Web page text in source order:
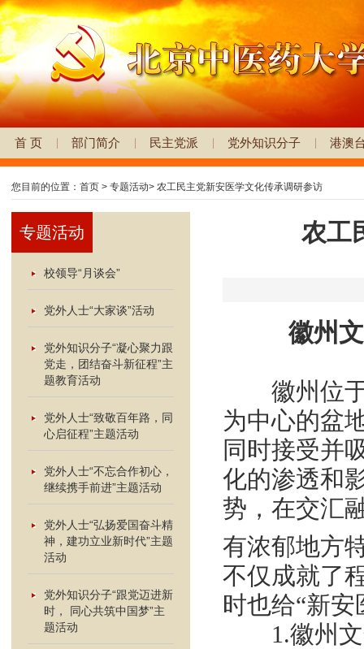
首 页 部门简介 民主党派 党外知识分子 港澳
您目前的位置： 首页 > 专题活动> 农工民主党新安医学文化传承调研参访
专题活动
校领导“月谈会”
党外人士“大家谈”活动
党外知识分子“凝心聚力跟
党走，团结奋斗新征程”主
题教育活动
党外人士“致敬百年路，同
心启征程”主题活动
党外人士“不忘合作初心，
继续携手前进”主题活动
党外人士“弘扬爱国奋斗精
神，建功立业新时代”主题
活动
党外知识分子“跟党迈进新
时， 同心共筑中国梦”主
题活动
农工
徽州
徽州位于
为中心的盆
同时接受并
化的渗透和
势，在交汇
有浓郁地方
不仅成就了
时也给“新
1.徽州文